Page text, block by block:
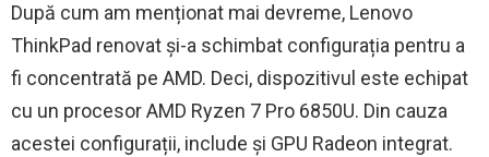
După cum am menționat mai devreme, Lenovo
ThinkPad renovat și-a schimbat configurația pentru a
fi concentrată pe AMD. Deci, dispozitivul este echipat
cu un procesor AMD Ryzen 7 Pro 6850U. Din cauza
acestei configurații, include și GPU Radeon integrat.